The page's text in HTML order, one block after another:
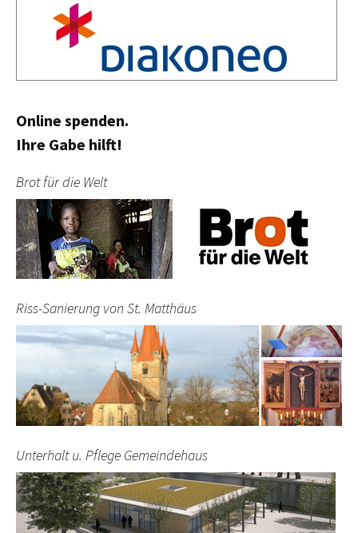
Online spenden.
Ihre Gabe hilft!
Brot für die Welt
Riss-Sanierung von St. Matthäus
Unterhalt u. Pflege Gemeindehaus